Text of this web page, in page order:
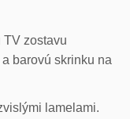
zostavu
barovú skrinku na
lamelami.